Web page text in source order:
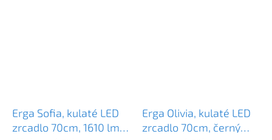
Erga Sofia, kulaté LED
zrcadlo 70cm, 1610 lm,
Erga Olivia, kulaté LED
zrcadlo 70cm, černý